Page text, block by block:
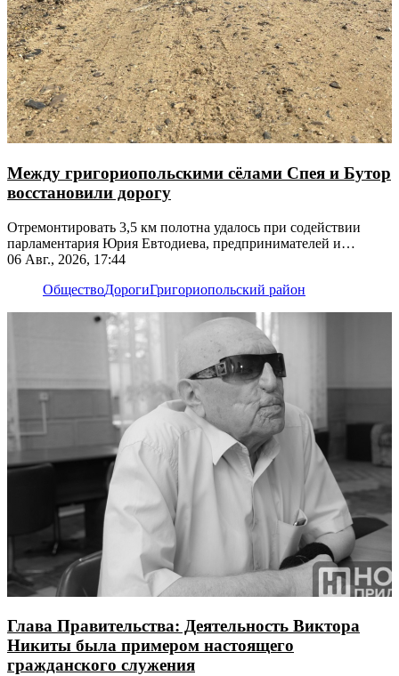
Между григориопольскими сёлами Спея и Бутор
восстановили дорогу
Отремонтировать 3,5 км полотна удалось при содействии
парламентария Юрия Евтодиева, предпринимателей и
жителей
06 Авг., 2026, 17:44
ОбществоДорогиГригориопольский район
Глава Правительства: Деятельность Виктора
Никиты была примером настоящего
гражданского служения